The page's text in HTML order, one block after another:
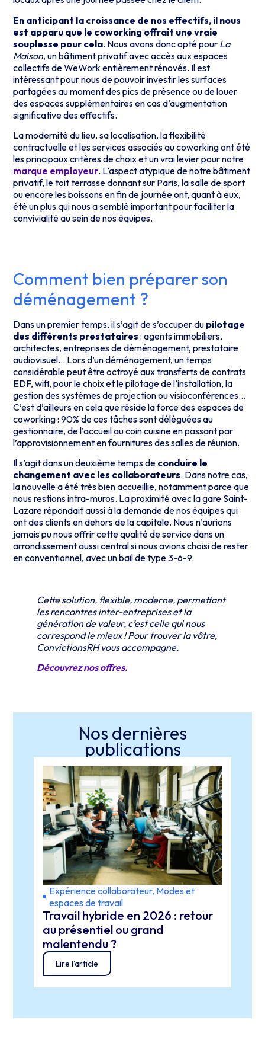
En anticipant la croissance de nos effectifs, il nous
est apparu que le coworking offrait une vraie
souplesse pour cela. Nous avons donc opté pour La
Maison, un bâtiment privatif avec accès aux espaces
collectifs de WeWork entièrement rénovés. Il est
intéressant pour nous de pouvoir investir les surfaces
partagées au moment des pics de présence ou de louer
des espaces supplémentaires en cas d’augmentation
significative des effectifs.
La modernité du lieu, sa localisation, la flexibilité
contractuelle et les services associés au coworking ont été
les principaux critères de choix et un vrai levier pour notre
marque employeur. L’aspect atypique de notre bâtiment
privatif, le toit terrasse donnant sur Paris, la salle de sport
ou encore les boissons en fin de journée ont, quant à eux,
été un plus qui nous a semblé important pour faciliter la
convivialité au sein de nos équipes.
Comment bien préparer son
déménagement ?
Dans un premier temps, il s’agit de s’occuper du pilotage
des différents prestataires : agents immobiliers,
architectes, entreprises de déménagement, prestataire
audiovisuel… Lors d’un déménagement, un temps
considérable peut être octroyé aux transferts de contrats
EDF, wifi, pour le choix et le pilotage de l’installation, la
gestion des systèmes de projection ou visioconférences…
C’est d’ailleurs en cela que réside la force des espaces de
coworking : 90% de ces tâches sont déléguées au
gestionnaire, de l’accueil au coin cuisine en passant par
l’approvisionnement en fournitures des salles de réunion.
Il s’agit dans un deuxième temps de conduire le
changement avec les collaborateurs. Dans notre cas,
la nouvelle a été très bien accueillie, notamment parce que
nous restions intra-muros. La proximité avec la gare Saint-
Lazare répondait aussi à la demande de nos équipes qui
ont des clients en dehors de la capitale. Nous n’aurions
jamais pu nous offrir cette qualité de service dans un
arrondissement aussi central si nous avions choisi de rester
en conventionnel, avec un bail de type 3-6-9.
Cette solution, flexible, moderne, permettant
les rencontres inter-entreprises et la
génération de valeur, c’est celle qui nous
correspond le mieux ! Pour trouver la vôtre,
ConvictionsRH vous accompagne.
Découvrez nos offres.
Nos dernières
publications
Expérience collaborateur, Modes et
espaces de travail
Travail hybride en 2026 : retour
au présentiel ou grand
malentendu ?
Lire l'article